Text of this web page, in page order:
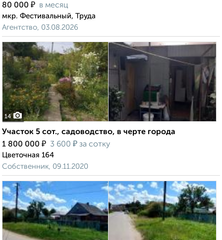
80 000 ₽ в месяц
мкр. Фестивальный, Труда
Агентство, 03.08.2026
14
Участок 5 сот., садоводство, в черте города
1 800 000 ₽ 3 600 ₽ за сотку
Цветочная 164
Собственник, 09.11.2020